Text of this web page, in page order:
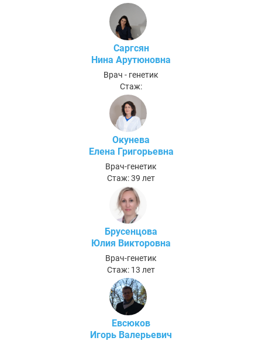
Саргсян
Нина Арутюновна
Врач - генетик
Стаж:
Окунева
Елена Григорьевна
Врач-генетик
Стаж: 39 лет
Брусенцова
Юлия Викторовна
Врач-генетик
Стаж: 13 лет
Евсюков
Игорь Валерьевич